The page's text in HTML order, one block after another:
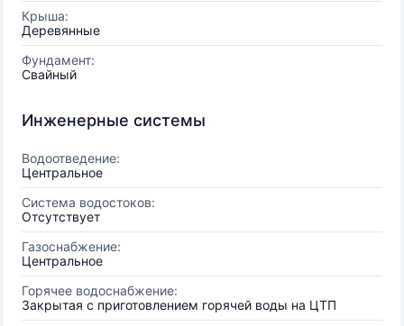
Крыша:
Деревянные
Фундамент:
Свайный
Инженерные системы
Водоотведение:
Центральное
Система водостоков:
Отсутствует
Газоснабжение:
Центральное
Горячее водоснабжение:
Закрытая с приготовлением горячей воды на ЦТП